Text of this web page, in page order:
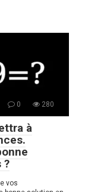
0 280
à
?
vos